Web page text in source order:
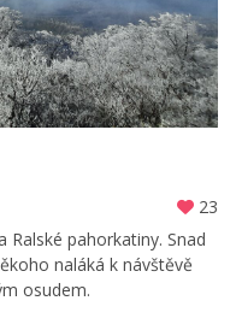
23
Ralské pahorkatiny. Snad
naláká k návštěvě
osudem.